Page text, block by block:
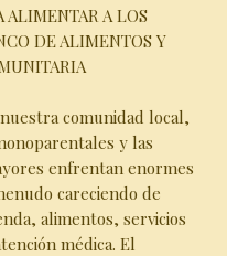
ALIMENTAR A LOS
DE ALIMENTOS Y
comunidad local,
y las
enfrentan enormes
careciendo de
alimentos, servicios
médica. El